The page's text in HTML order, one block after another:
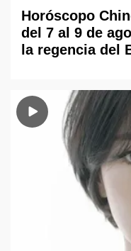
Horóscopo
del 7 al 9 de
la regencia del